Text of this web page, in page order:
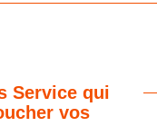
Service qui
vos